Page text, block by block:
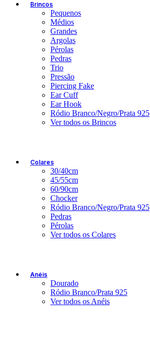
Brincos
Pequenos
Médios
Grandes
Argolas
Pérolas
Pedras
Trio
Pressão
Piercing Fake
Ear Cuff
Ear Hook
Ródio Branco/Negro/Prata 925
Ver todos os Brincos
Colares
30/40cm
45/55cm
60/90cm
Chocker
Ródio Branco/Negro/Prata 925
Pedras
Pérolas
Ver todos os Colares
Anéis
Dourado
Ródio Branco/Prata 925
Ver todos os Anéis